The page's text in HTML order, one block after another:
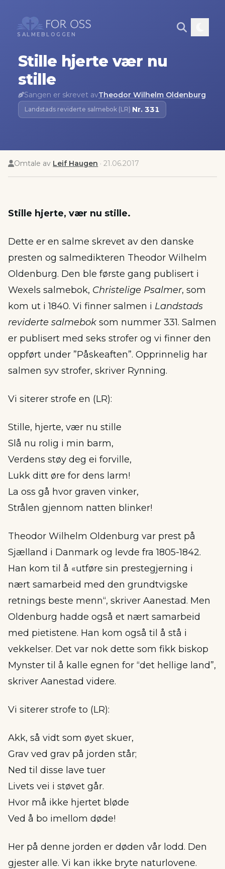
SALMEBLOGGEN
Stille hjerte vær nu
stille
Sangen er skrevet avTheodor Wilhelm Oldenburg
Landstads reviderte salmebok (LR)·Nr. 331
Omtale av Leif Haugen ·21.06.2017
Stille hjerte, vær nu stille.
Dette er en salme skrevet av den danske
presten og salmedikteren Theodor Wilhelm
Oldenburg. Den ble første gang publisert i
Wexels salmebok, Christelige Psalmer, som
kom ut i 1840. Vi finner salmen i Landstads
reviderte salmebok som nummer 331. Salmen
er publisert med seks strofer og vi finner den
oppført under ”Påskeaften”. Opprinnelig har
salmen syv strofer, skriver Rynning.
Vi siterer strofe en (LR):
Stille, hjerte, vær nu stille
Slå nu rolig i min barm,
Verdens støy deg ei forville,
Lukk ditt øre for dens larm!
La oss gå hvor graven vinker,
Strålen gjennom natten blinker!
Theodor Wilhelm Oldenburg var prest på
Sjælland i Danmark og levde fra 1805-1842.
Han kom til å «utføre sin prestegjerning i
nært samarbeid med den grundtvigske
retnings beste menn“, skriver Aanestad. Men
Oldenburg hadde også et nært samarbeid
med pietistene. Han kom også til å stå i
vekkelser. Det var nok dette som fikk biskop
Mynster til å kalle egnen for “det hellige land”,
skriver Aanestad videre.
Vi siterer strofe to (LR):
Akk, så vidt som øyet skuer,
Grav ved grav på jorden står;
Ned til disse lave tuer
Livets vei i støvet går.
Hvor må ikke hjertet bløde
Ved å bo imellom døde!
Her på denne jorden er døden vår lodd. Den
gjester alle. Vi kan ikke bryte naturlovene.